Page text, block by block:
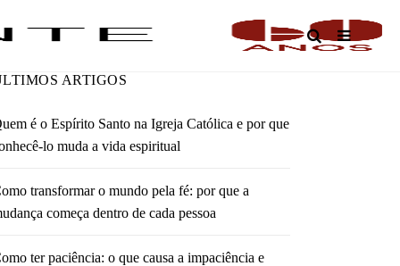
ARTIGOS
é o Espírito Santo na Igreja Católica e por que
lo muda a vida espiritual
transformar o mundo pela fé: por que a
começa dentro de cada pessoa
ter paciência: o que causa a impaciência e